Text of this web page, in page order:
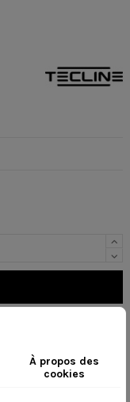
À propos des
cookies